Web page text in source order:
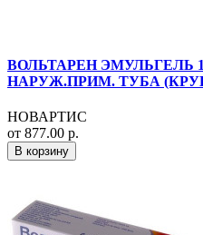
ВОЛЬТАРЕН ЭМУЛЬГЕЛЬ
НАРУЖ.ПРИМ. ТУБА
НОВАРТИС
от 877.00 р.
В корзину